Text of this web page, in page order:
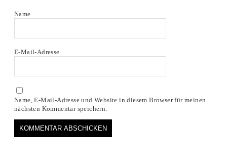
Name
E-Mail-Adresse
Name, E-Mail-Adresse und Website in diesem Browser für meinen
nächsten Kommentar speichern.